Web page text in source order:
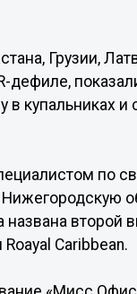
Грузии,
дефиле,
купальниках и
по
названа второй
Caribbean.